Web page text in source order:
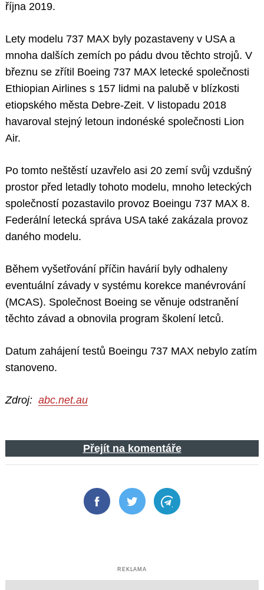
října 2019.
Lety modelu 737 MAX byly pozastaveny v USA a
mnoha dalších zemích po pádu dvou těchto strojů. V
březnu se zřítil Boeing 737 MAX letecké společnosti
Ethiopian Airlines s 157 lidmi na palubě v blízkosti
etiopského města Debre-Zeit. V listopadu 2018
havaroval stejný letoun indonéské společnosti Lion
Air.
Po tomto neštěstí uzavřelo asi 20 zemí svůj vzdušný
prostor před letadly tohoto modelu, mnoho leteckých
společností pozastavilo provoz Boeingu 737 MAX 8.
Federální letecká správa USA také zakázala provoz
daného modelu.
Během vyšetřování příčin havárií byly odhaleny
eventuální závady v systému korekce manévrování
(MCAS). Společnost Boeing se věnuje odstranění
těchto závad a obnovila program školení letců.
Datum zahájení testů Boeingu 737 MAX nebylo zatím
stanoveno.
Zdroj: abc.net.au
Přejít na komentáře
FacebookTwitter Telegram
REKLAMA